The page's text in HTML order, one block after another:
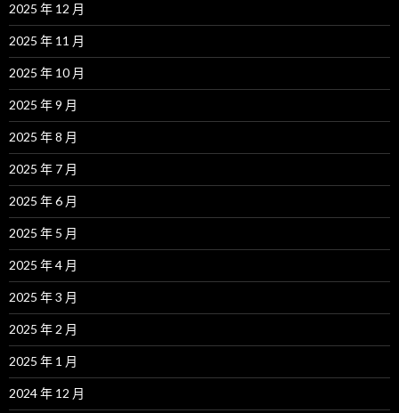
2025 年 12 月
2025 年 11 月
2025 年 10 月
2025 年 9 月
2025 年 8 月
2025 年 7 月
2025 年 6 月
2025 年 5 月
2025 年 4 月
2025 年 3 月
2025 年 2 月
2025 年 1 月
2024 年 12 月